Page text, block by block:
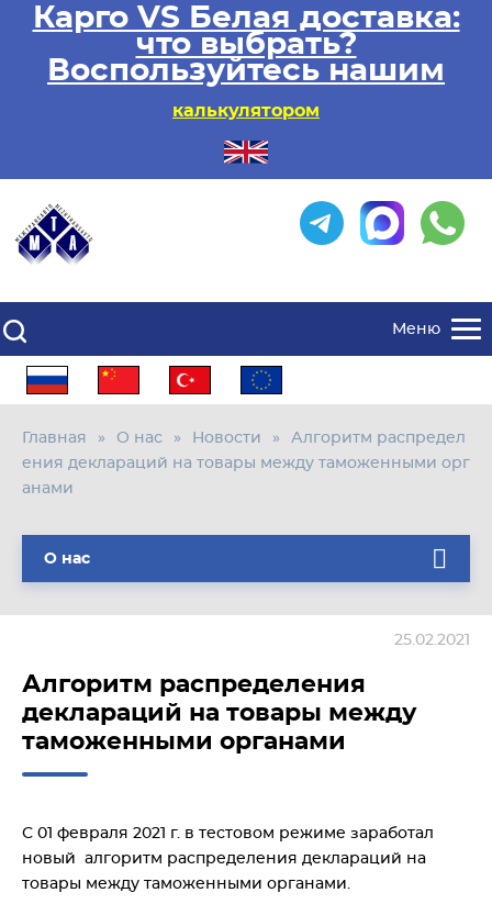
Карго VS Белая доставка:
что выбрать?
Воспользуйтесь нашим
калькулятором
Меню
Главная О нас Новости
Алгоритм распредел
ения деклараций на товары между таможенными орг
анами
О нас
Алгоритм распределения
деклараций на товары между
таможенными органами
25.02.2021
С 01 февраля 2021 г. в тестовом режиме заработал
новый алгоритм распределения деклараций на
товары между таможенными органами.